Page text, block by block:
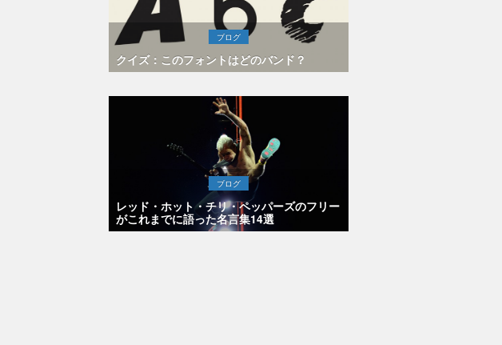
ブログ
クイズ：このフォントはどのバンド？
ブログ
レッド・ホット・チリ・ペッパーズのフリー
がこれまでに語った名言集14選